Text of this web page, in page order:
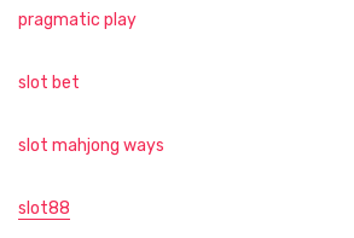
pragmatic play
slot bet
slot mahjong ways
slot88